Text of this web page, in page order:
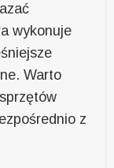
wykonuje
Warto
z